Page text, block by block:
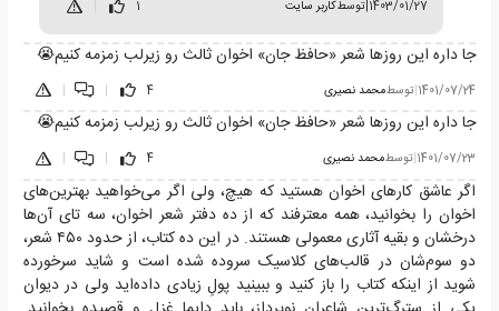
1403/01/27
|توسطکاربر سایت 1
جا داره این روزها شعر «حافظ جان» اخوان ثالث رو زیرلب زمزمه کنیم😭
1401/07/24
|توسطمحمد نصیری 4
|
|
جا داره این روزها شعر «حافظ جان» اخوان ثالث رو زیرلب زمزمه کنیم😭
1401/07/23
|توسطمحمد نصیری 4
|
|
اگر عاشق کارهای اخوان هستید که هیچ، ولی اگر می‌خواهید بهترین‌های
اخوان را بخوانید، همه معترفند که از ده دفتر شعر اخوان، سه تای آن‌ها
درخشان و بقیه آثاری معمولی هستند. در این ده کتاب، از حدود ۴۵۰ شعر،
دو سوم‌شان در قالب‌های کلاسیک سروده شده است و شاید سرخورده
شوید از اینکه کتاب را باز کنید و ببینید پولِ زیادی داده‌اید ولی در دیوان